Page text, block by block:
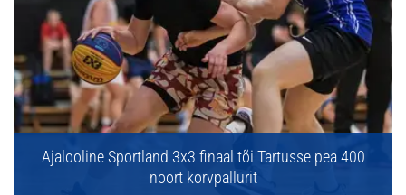
pea 400
Teisipäeval toimub Tartus Sportland